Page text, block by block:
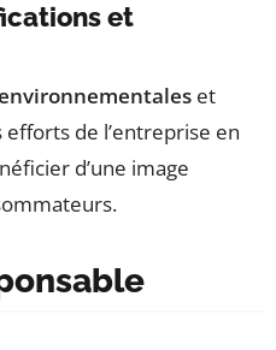
et
et
de l’entreprise en
d’une image